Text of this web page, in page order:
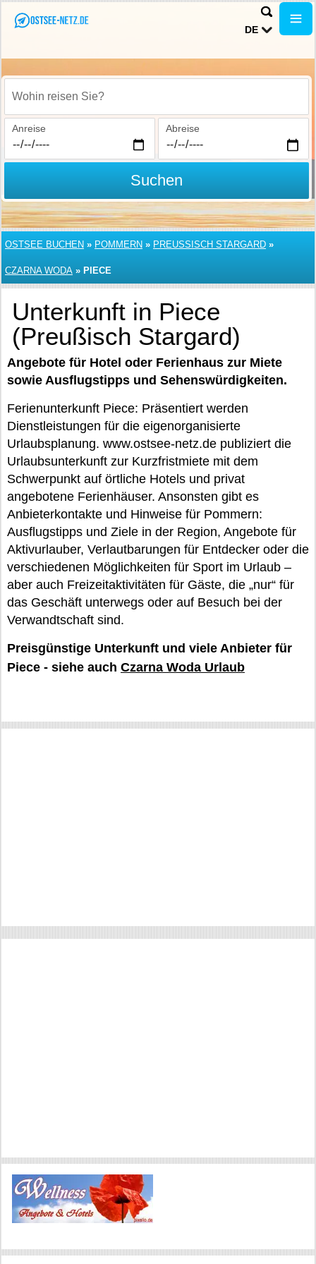
DE
Wohin reisen Sie?
Anreise Abreise
Suchen
OSTSEE BUCHEN » POMMERN » PREUSSISCH STARGARD »
CZARNA WODA » PIECE
Unterkunft in Piece
(Preußisch Stargard)
Angebote für Hotel oder Ferienhaus zur Miete
sowie Ausflugstipps und Sehenswürdigkeiten.
Ferienunterkunft Piece: Präsentiert werden
Dienstleistungen für die eigenorganisierte
Urlaubsplanung. www.ostsee-netz.de publiziert die
Urlaubsunterkunft zur Kurzfristmiete mit dem
Schwerpunkt auf örtliche Hotels und privat
angebotene Ferienhäuser. Ansonsten gibt es
Anbieterkontakte und Hinweise für Pommern:
Ausflugstipps und Ziele in der Region, Angebote für
Aktivurlauber, Verlautbarungen für Entdecker oder die
verschiedenen Möglichkeiten für Sport im Urlaub –
aber auch Freizeitaktivitäten für Gäste, die „nur“ für
das Geschäft unterwegs oder auf Besuch bei der
Verwandtschaft sind.
Preisgünstige Unterkunft und viele Anbieter für
Piece - siehe auch Czarna Woda Urlaub